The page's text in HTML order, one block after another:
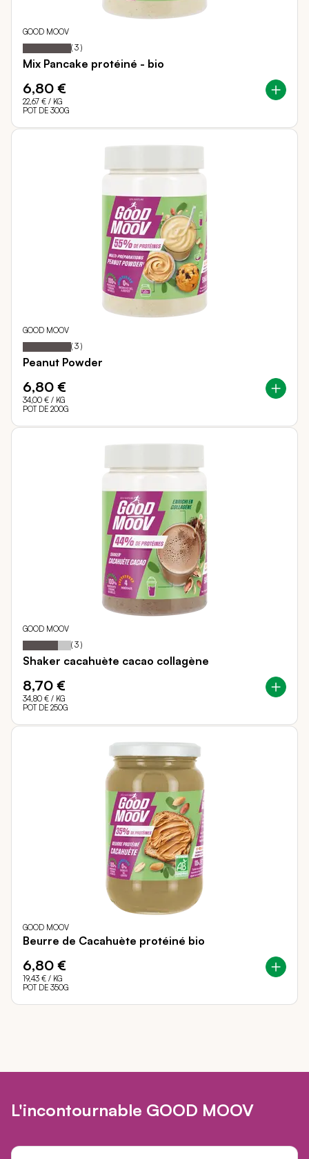
GOOD MOOV
Notation: 100
% of
( 3 )
Mix Pancake protéiné - bio
6,80 €
22,67 € / KG
POT DE 300G
GOOD MOOV
Notation: 100
% of
( 3 )
Peanut Powder
6,80 €
34,00 € / KG
POT DE 200G
GOOD MOOV
Notation: 73
% of
( 3 )
Shaker cacahuète cacao collagène
8,70 €
34,80 € / KG
POT DE 250G
GOOD MOOV
Beurre de Cacahuète protéiné bio
6,80 €
19,43 € / KG
POT DE 350G
L'incontournable GOOD MOOV